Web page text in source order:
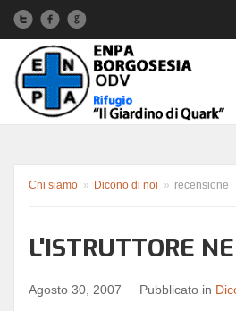
Chi siamo » Dicono di noi » recensione
L'ISTRUTTORE
Agosto 30, 2007 Pubblicato in
Nome utente
Hai dimenticato il nome